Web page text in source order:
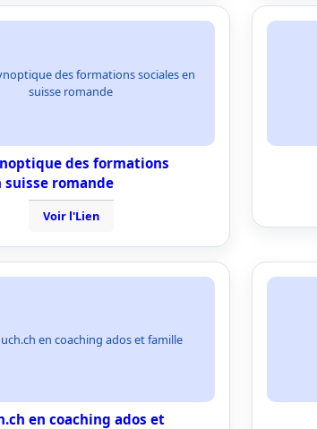
des formations sociales en
suisse romande
des formations
suisse romande
Voir l'Lien
en coaching ados et famille
en coaching ados et